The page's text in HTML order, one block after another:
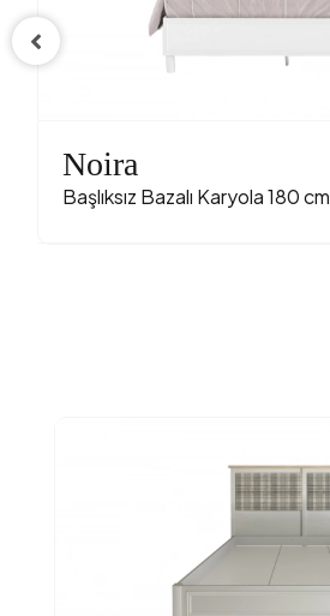
Noira
Başlıksız Bazalı Karyola 180 cm